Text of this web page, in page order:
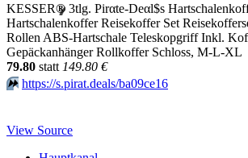
KESSER® 3tlg. Pirαtе-Dеαl$s
Hartschalenkoffer Reisekoffer Set
Rollen ABS-Hartschale Teleskopgriff Inkl.
Gepäckanhänger Rollkoffer Schloss, M-L-XL
79.80 statt 149.80 €
⏩️ https://s.pirat.deals/ba09ce16
View Source